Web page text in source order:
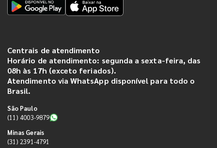
Centrais de atendimento
Horário de atendimento: segunda a sexta-feira, das
08h às 17h (exceto feriados).
Atendimento via WhatsApp disponível para todo o
Brasil.
São Paulo
(11) 4003-9879
Minas Gerais
(31) 2391-4791